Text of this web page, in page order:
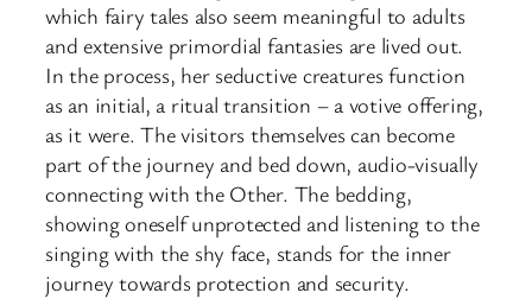
which fairy tales also seem meaningful to adults
and extensive primordial fantasies are lived out.
In the process, her seductive creatures function
as an initial, a ritual transition – a votive offering,
as it were. The visitors themselves can become
part of the journey and bed down, audio-visually
connecting with the Other. The bedding,
showing oneself unprotected and listening to the
singing with the shy face, stands for the inner
journey towards protection and security.